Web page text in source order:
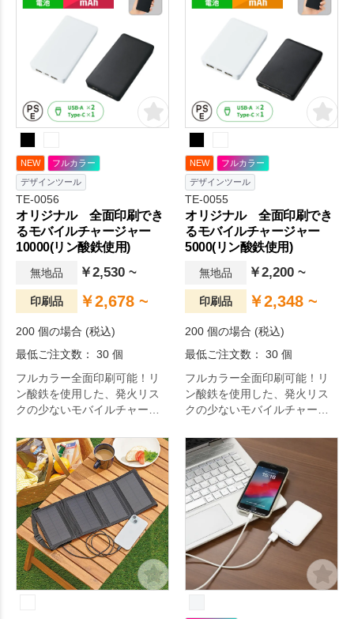
NEW
フルカラー
デザインツール
TE-0056
オリジナル 全面印刷でき
るモバイルチャージャー
10000(リン酸鉄使用)
無地品 ￥2,530 ~
印刷品 ￥2,678 ~
200 個の場合 (税込)
最低ご注文数： 30 個
フルカラー全面印刷可能！リ
ン酸鉄を使用した、発火リス
クの少ないモバイルチャージ
NEW
フルカラー
デザインツール
TE-0055
オリジナル 全面印刷でき
るモバイルチャージャー
5000(リン酸鉄使用)
無地品 ￥2,200 ~
印刷品 ￥2,348 ~
200 個の場合 (税込)
最低ご注文数： 30 個
フルカラー全面印刷可能！リ
ン酸鉄を使用した、発火リス
クの少ないモバイルチャージ